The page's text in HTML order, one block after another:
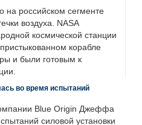
на российском сегменте
воздуха. NASA
космической станции
корабле
и были готовым к
во время испытаний
Blue Origin Джеффа
силовой установки